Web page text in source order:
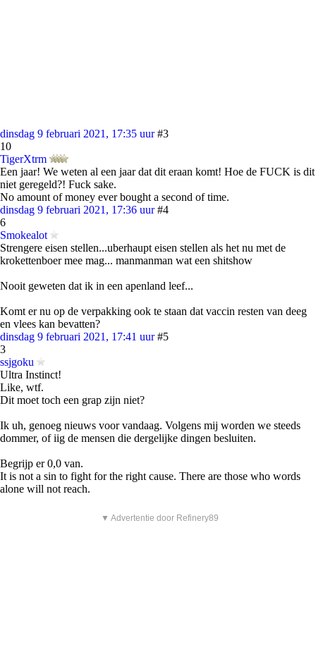
dinsdag 9 februari 2021, 17:35 uur #3
10
TigerXtrm
Een jaar! We weten al een jaar dat dit eraan komt! Hoe de FUCK is dit
niet geregeld?! Fuck sake.
No amount of money ever bought a second of time.
dinsdag 9 februari 2021, 17:36 uur #4
6
Smokealot
Strengere eisen stellen...uberhaupt eisen stellen als het nu met de
krokettenboer mee mag... manmanman wat een shitshow
Nooit geweten dat ik in een apenland leef...
Komt er nu op de verpakking ook te staan dat vaccin resten van deeg
en vlees kan bevatten?
dinsdag 9 februari 2021, 17:41 uur #5
3
ssjgoku
Ultra Instinct!
Like, wtf.
Dit moet toch een grap zijn niet?
Ik uh, genoeg nieuws voor vandaag. Volgens mij worden we steeds
dommer, of iig de mensen die dergelijke dingen besluiten.
Begrijp er 0,0 van.
It is not a sin to fight for the right cause. There are those who words
alone will not reach.
▼ Advertentie door Refinery89